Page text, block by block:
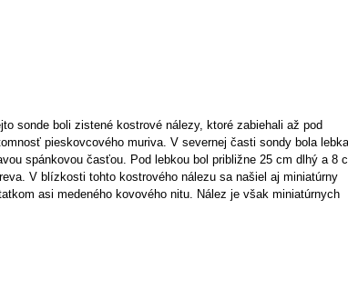
sonde boli zistené kostrové nálezy, ktoré zabiehali až pod
pieskovcového muriva. V severnej časti sondy bola lebka
spánkovou časťou. Pod lebkou bol približne 25 cm dlhý a 8
V blízkosti tohto kostrového nálezu sa našiel aj miniatúrny
asi medeného kovového nitu. Nález je však miniatúrnych